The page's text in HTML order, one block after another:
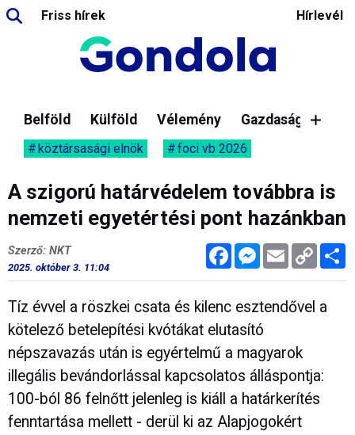
Friss hírek Hírlevél
Belföld Külföld Vélemény Gazdaság
köztársasági elnök foci vb 2026
A szigorú határvédelem továbbra is
nemzeti egyetértési pont hazánkban
FacebookMessenger
Email Copy
Link
Szerző: NKT
2025. október 3. 11:04
Tíz évvel a röszkei csata és kilenc esztendővel a
kötelező betelepítési kvótákat elutasító
népszavazás után is egyértelmű a magyarok
illegális bevándorlással kapcsolatos álláspontja:
100-ból 86 felnőtt jelenleg is kiáll a határkerítés
fenntartása mellett - derül ki az Alapjogokért